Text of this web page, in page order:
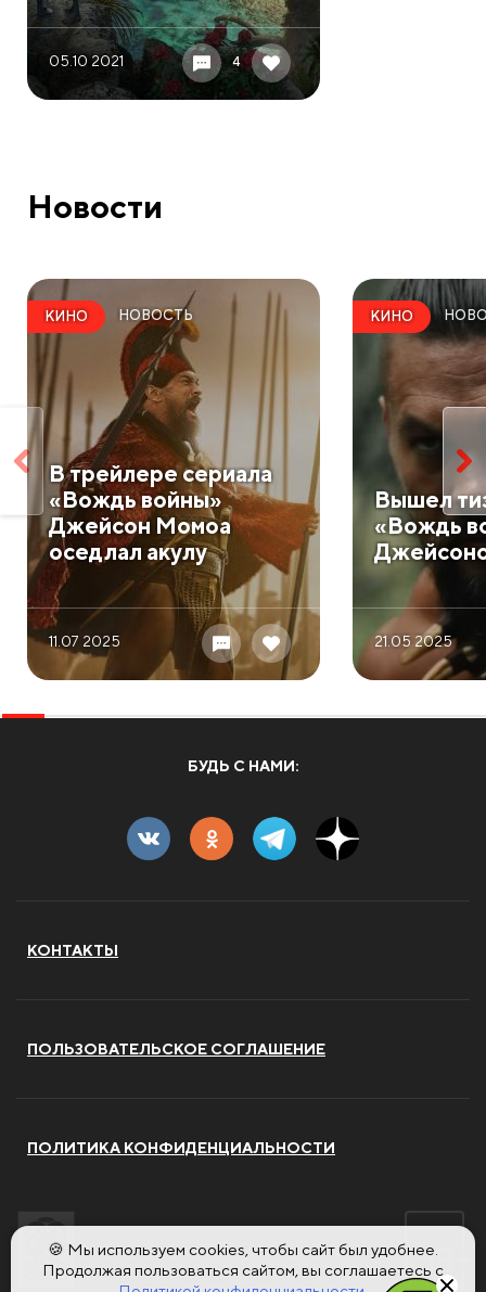
05.10 2021 4
Новости
КИНО НОВОСТЬ
В трейлере сериала
«Вождь войны»
Джейсон Момоа
оседлал акулу
11.07 2025
КИНО
Вышел
«Вождь
21.05 2025
БУДЬ С НАМИ:
КОНТАКТЫ
ПОЛЬЗОВАТЕЛЬСКОЕ СОГЛАШЕНИЕ
ПОЛИТИКА КОНФИДЕНЦИАЛЬНОСТИ
🍪 Мы используем cookies, чтобы сайт был удобнее.
Продолжая пользоваться сайтом, вы соглашаетесь с